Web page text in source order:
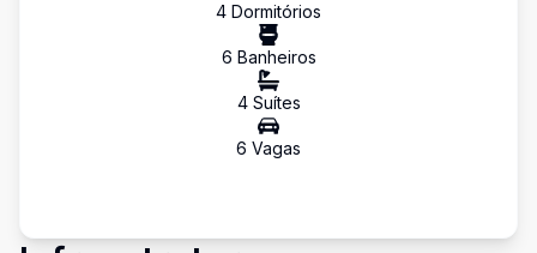
4 Dormitórios
6 Banheiros
4Suítes
6 Vagas